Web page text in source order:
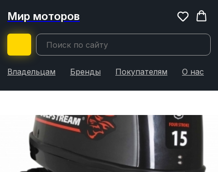
Мир моторов
Владельцам Бренды Покупателям О нас